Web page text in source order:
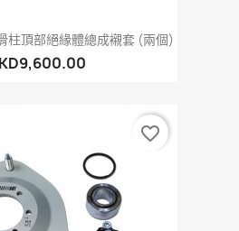
柱頂部絕緣體總成襯套 (兩個)
favorite_border